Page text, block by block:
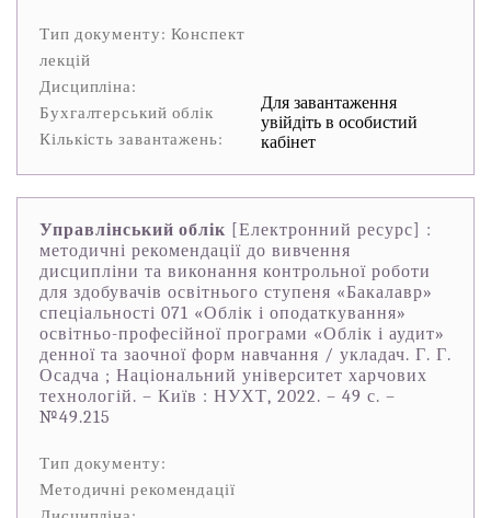
Тип документу: Конспект
лекцій
Дисципліна:
Бухгалтерський облік
Кількість завантажень:
Для завантаження
увійдіть в особистий
кабінет
Управлінський облік [Електронний ресурс] :
методичні рекомендації до вивчення
дисципліни та виконання контрольної роботи
для здобувачів освітнього ступеня «Бакалавр»
спеціальності 071 «Облік і оподаткування»
освітньо-професійної програми «Облік і аудит»
денної та заочної форм навчання / укладач. Г. Г.
Осадча ; Національний університет харчових
технологій. – Київ : НУХТ, 2022. – 49 с. –
№49.215
Тип документу:
Методичні рекомендації